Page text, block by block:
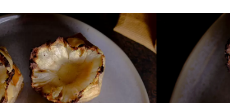
LOJAS AROSA